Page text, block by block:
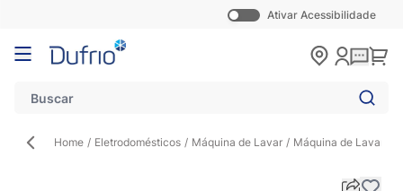
Ativar Acessibilidade
Pular para o conteúdo
Home / Eletrodomésticos / Máquina de Lavar / Máquina de Lavar